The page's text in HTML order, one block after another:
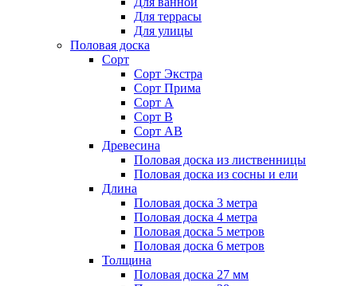
Для террасы
Для улицы
Половая доска
Сорт
Сорт Экстра
Сорт Прима
Сорт А
Сорт В
Сорт АВ
Древесина
Половая доска из лиственницы
Половая доска из сосны и ели
Длина
Половая доска 3 метра
Половая доска 4 метра
Половая доска 5 метров
Половая доска 6 метров
Толщина
Половая доска 27 мм